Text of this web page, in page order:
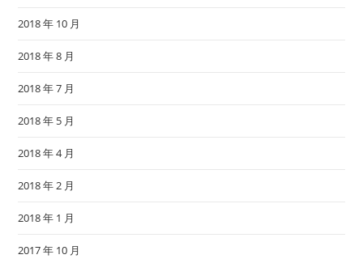
2018 年 10 月
2018 年 8 月
2018 年 7 月
2018 年 5 月
2018 年 4 月
2018 年 2 月
2018 年 1 月
2017 年 10 月